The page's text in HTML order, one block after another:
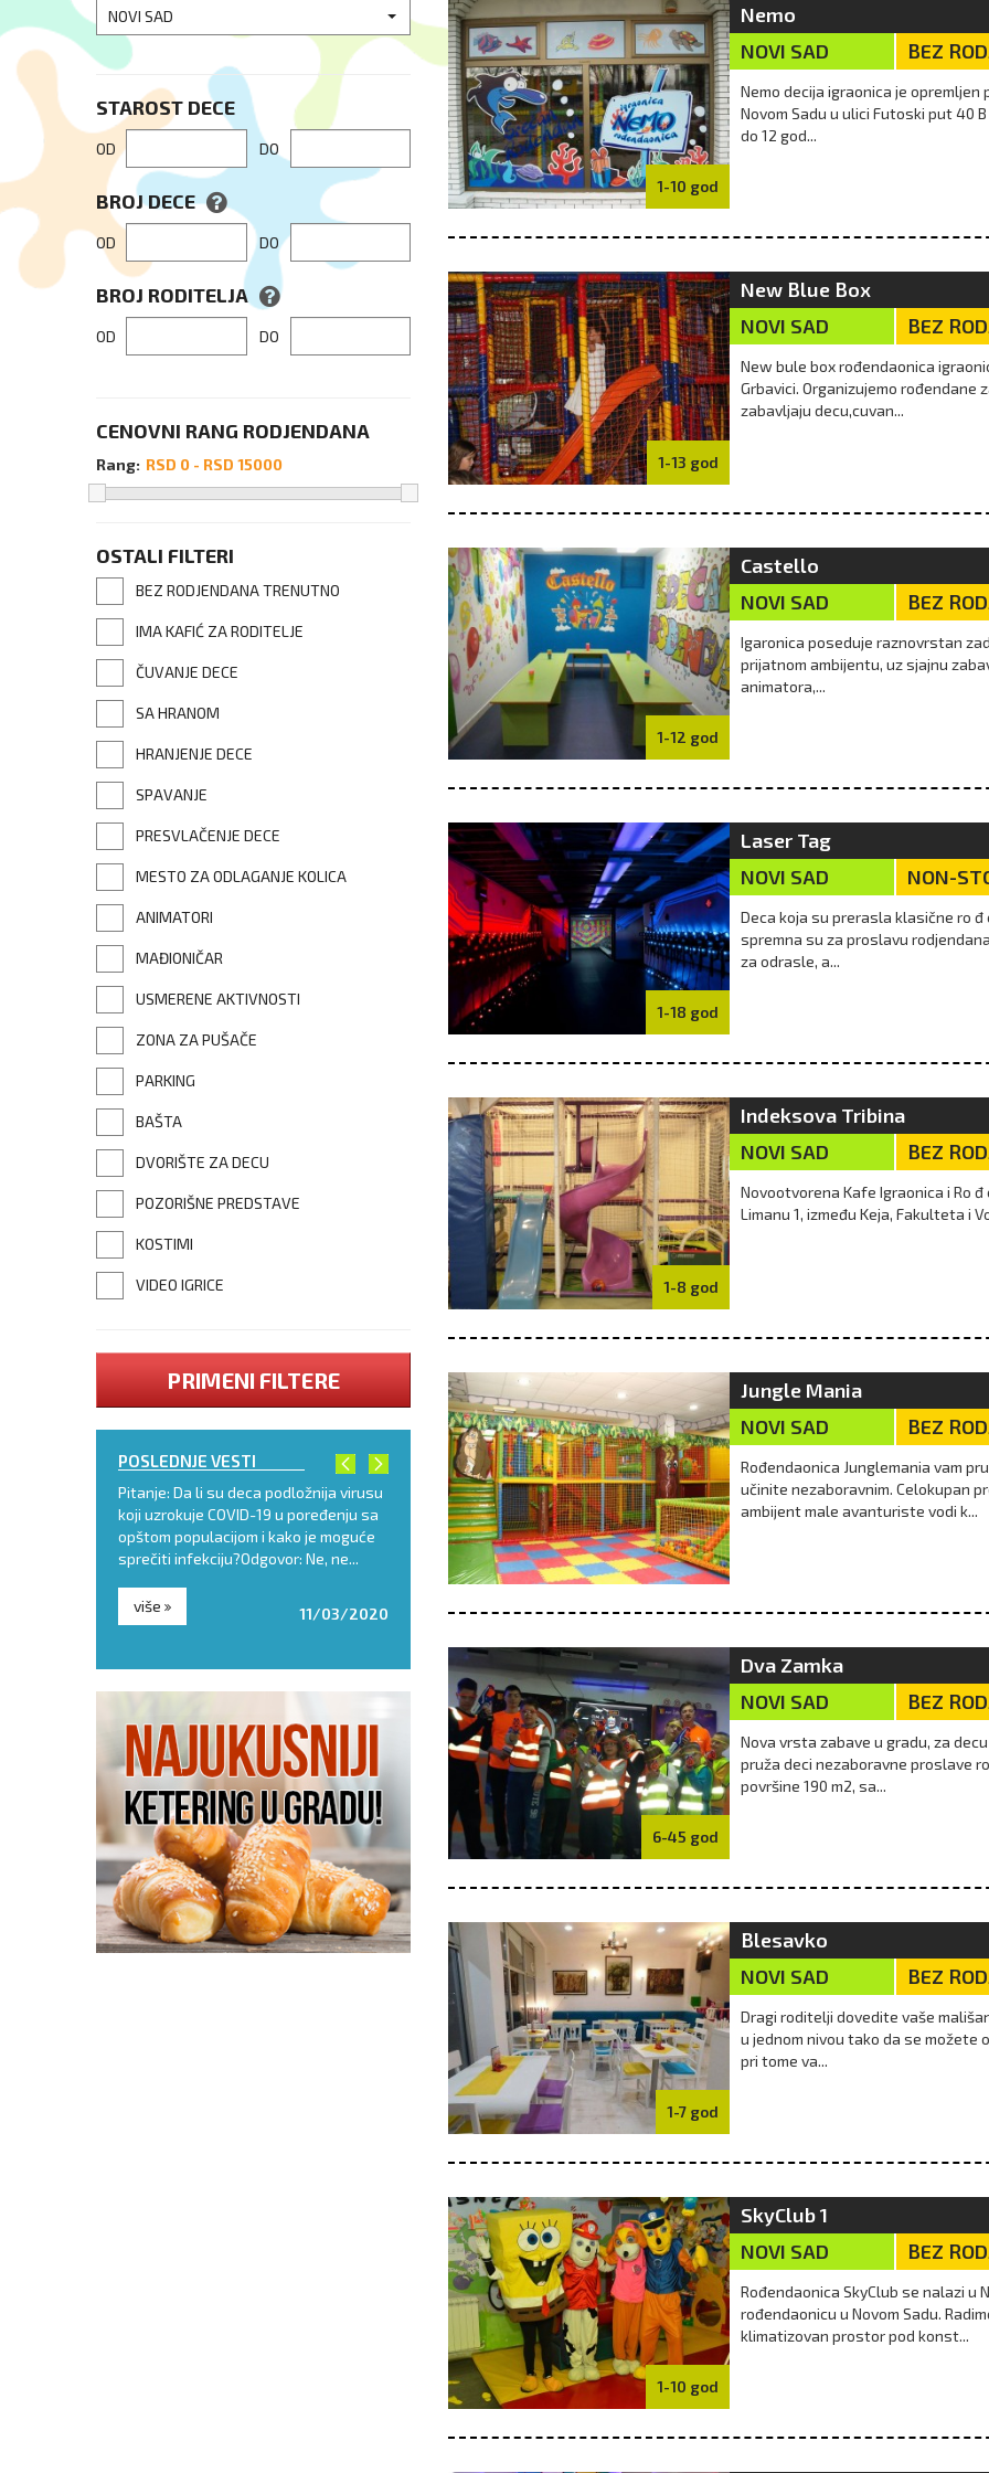
NOVI SAD
STAROST DECE
OD DO
BROJ DECE
OD DO
BROJ RODITELJA
OD DO
CENOVNI RANG RODJENDANA
Rang:
OSTALI FILTERI
BEZ RODJENDANA TRENUTNO
IMA KAFIĆ ZA RODITELJE
ČUVANJE DECE
SA HRANOM
HRANJENJE DECE
SPAVANJE
PRESVLAČENJE DECE
MESTO ZA ODLAGANJE KOLICA
ANIMATORI
MAĐIONIČAR
USMERENE AKTIVNOSTI
ZONA ZA PUŠAČE
PARKING
BAŠTA
DVORIŠTE ZA DECU
POZORIŠNE PREDSTAVE
KOSTIMI
VIDEO IGRICE
PRIMENI FILTERE
POSLEDNJE VESTI
Pitanje: Da li su deca podložnija virusu
koji uzrokuje COVID-19 u poređenju sa
opštom populacijom i kako je moguće
sprečiti infekciju?Odgovor: Ne, ne...
više 11/03/2020
remasti i sočni sladoledi, poslastice
za letnje dane, ne moraju da budu
prepuni šećera i veštačkih sastojaka.
Zato - pročitajte tekst i uživajte u zdr...
09/08/2018
Igre u pesku su odlična prilika da deca
imaju vreme za igru napolju, bez
obaveza, strukture i elektronike. Bez
obzira da li prave dvorce i zamke od
pe...
1-10 god
Nemo
NOVI SAD
BEZ
Nemo decija igraonica je
Novom Sadu u ulici Futoski put 40
do 12 god...
1-13 god
New Blue Box
NOVI SAD
BEZ
New bule box rođendaonica
Grbavici. Organizujemo rođendane
zabavljaju decu,cuvan...
1-12 god
Castello
NOVI SAD
BEZ
Igaronica poseduje raznovrstan
prijatnom ambijentu, uz sjajnu
animatora,...
1-18 god
Laser Tag
NOVI SAD
NON-
Deca koja su prerasla klasične ro
spremna su za proslavu
za odrasle, a...
1-8 god
Indeksova Tribina
NOVI SAD
BEZ
Novootvorena Kafe Igraonica i Ro
Limanu 1, između Keja, Fakulteta i
Jungle Mania
NOVI SAD
BEZ
Rođendaonica Junglemania vam
učinite nezaboravnim. Celokupan
ambijent male avanturiste vodi k...
6-45 god
Dva Zamka
NOVI SAD
BEZ
Nova vrsta zabave u gradu, za
pruža deci nezaboravne proslave
površine 190 m2, sa...
1-7 god
Blesavko
NOVI SAD
BEZ
Dragi roditelji dovedite vaše
u jednom nivou tako da se možete
pri tome va...
1-10 god
SkyClub 1
NOVI SAD
BEZ
Rođendaonica SkyClub se nalazi u
rođendaonicu u Novom Sadu.
klimatizovan prostor pod konst...